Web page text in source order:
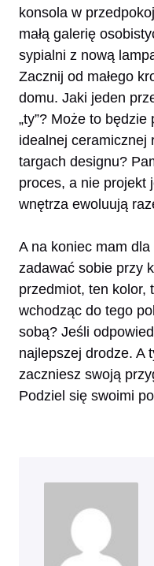
konsola w
małą galerię
sypialni z nową
Zacznij od małego
domu. Jaki jeden
„ty”? Może to
idealnej ceramicznej
targach designu?
proces, a nie projekt
wnętrza ewoluują
A na koniec mam
zadawać sobie przy
przedmiot, ten kolor,
wchodząc do tego
sobą? Jeśli
najlepszej drodze. A
zaczniesz swoją
Podziel się swoimi